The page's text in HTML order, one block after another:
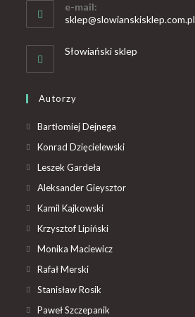
e-mail:
sklep@slowianskisklep.com.pl
Słowiański sklep
Autorzy
Bartłomiej Dejnega
Konrad Dzięcielewski
Leszek Gardeła
Aleksander Gieysztor
Kamil Kajkowski
Krzysztof Lipiński
Monika Maciewicz
Rafał Merski
Stanisław Rosik
Paweł Szczepanik